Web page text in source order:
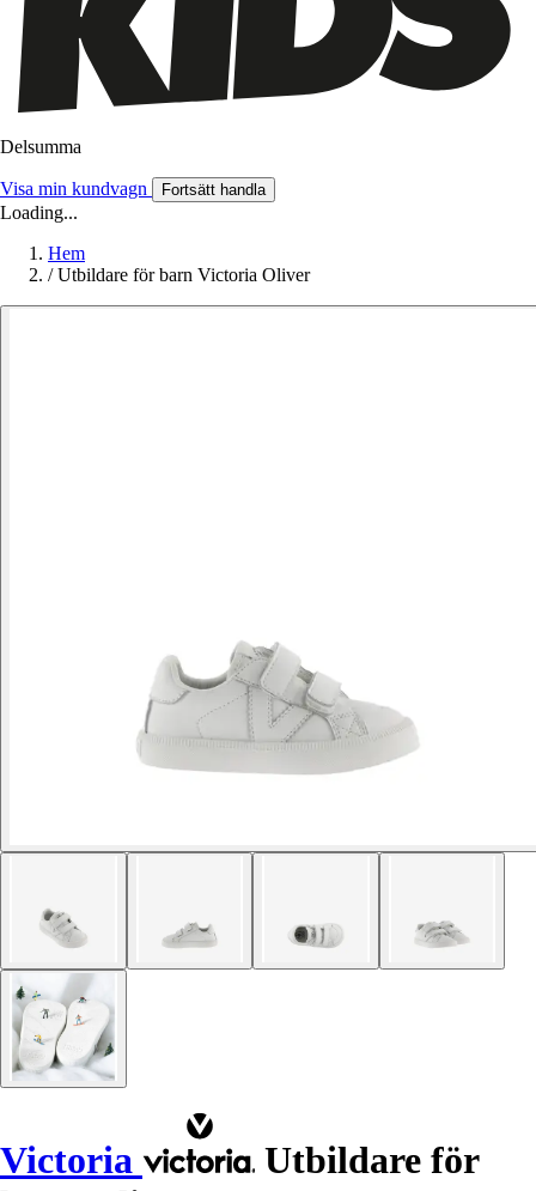
Delsumma
Visa min kundvagn Fortsätt handla
Loading...
Hem
/ Utbildare för barn Victoria Oliver
Victoria
Utbildare för